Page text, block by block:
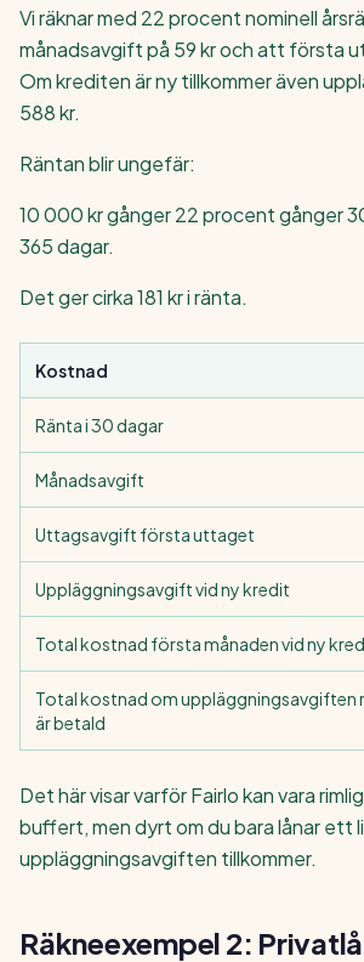
Vi räknar med 22 procent nominell
månadsavgift på 59 kr och att första
Om krediten är ny tillkommer även
588 kr.
Räntan blir ungefär:
10 000 kr gånger 22 procent gånger
365 dagar.
Det ger cirka 181 kr i ränta.
Kostnad
Ränta i 30 dagar
Månadsavgift
Uttagsavgift första uttaget
Uppläggningsavgift vid ny kredit
Total kostnad första månaden vid ny
Total kostnad om uppläggningsavgiften
är betald
Det här visar varför Fairlo kan vara
buffert, men dyrt om du bara lånar ett
uppläggningsavgiften tillkommer.
Räkneexempel 2: